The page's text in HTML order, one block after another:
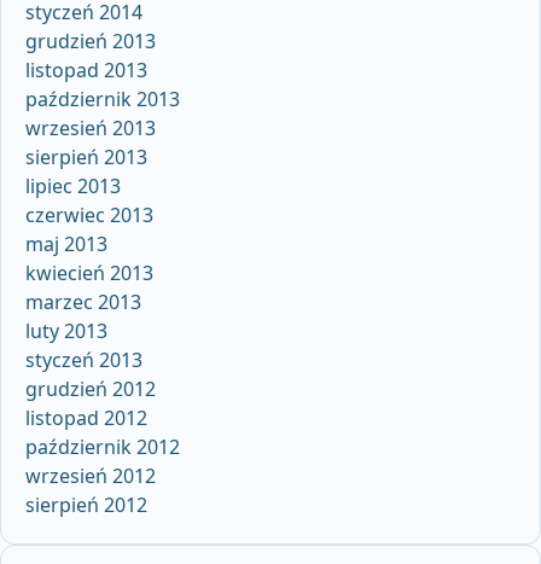
styczeń 2014
grudzień 2013
listopad 2013
październik 2013
wrzesień 2013
sierpień 2013
lipiec 2013
czerwiec 2013
maj 2013
kwiecień 2013
marzec 2013
luty 2013
styczeń 2013
grudzień 2012
listopad 2012
październik 2012
wrzesień 2012
sierpień 2012